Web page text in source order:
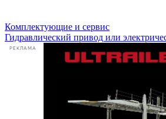
Комплектующие и сервис
Гидравлический привод или
РЕКЛАМА